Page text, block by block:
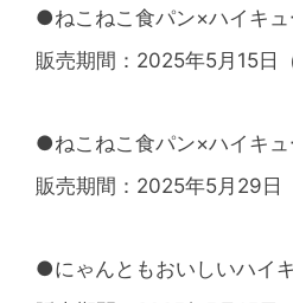
●ねこねこ食パン×ハイキュ
販売期間：2025年5⽉15⽇
●ねこねこ食パン×ハイキュ
販売期間：2025年5⽉29⽇
●にゃんともおいしいハイ